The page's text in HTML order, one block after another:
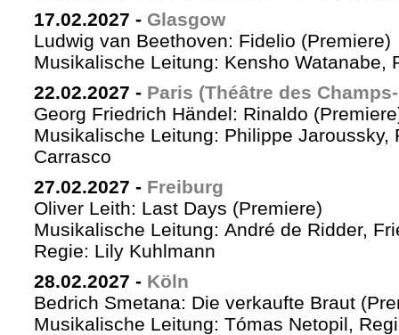
17.02.2027 - Glasgow
Ludwig van Beethoven: Fidelio (Premiere)
Musikalische Leitung: Kensho Watanabe,
22.02.2027 - Paris (Théâtre des
Georg Friedrich Händel: Rinaldo
Musikalische Leitung: Philippe Jaroussky,
Carrasco
27.02.2027 - Freiburg
Oliver Leith: Last Days (Premiere)
Musikalische Leitung: André de Ridder,
Regie: Lily Kuhlmann
28.02.2027 - Köln
Bedrich Smetana: Die verkaufte Braut
Musikalische Leitung: Tómas Netopil,